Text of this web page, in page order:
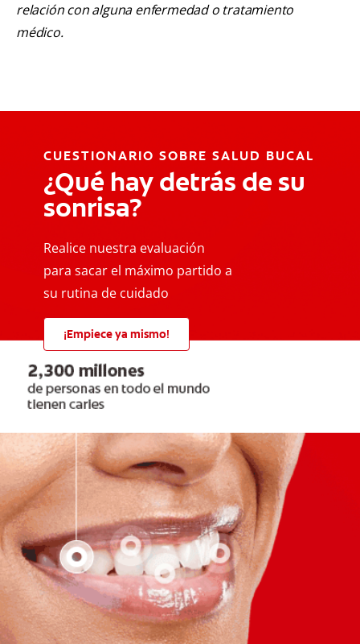
relación con alguna enfermedad o tratamiento
médico.
CUESTIONARIO SOBRE SALUD BUCAL
¿Qué hay detrás de su
sonrisa?
Realice nuestra evaluación
para sacar el máximo partido a
su rutina de cuidado
¡Empiece ya mismo!